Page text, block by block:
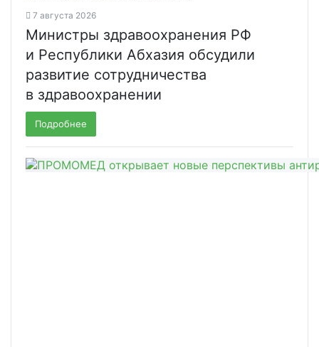
7 августа 2026
Министры здравоохранения РФ
и Республики Абхазия обсудили
развитие сотрудничества
в здравоохранении
Подробнее